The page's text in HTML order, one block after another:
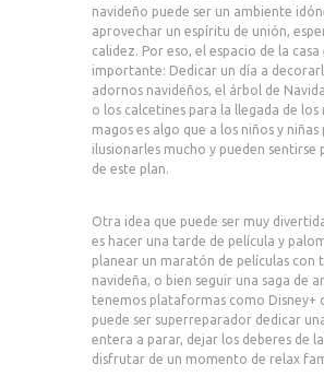
navideño puede ser un ambiente
aprovechar un espíritu de unión,
calidez. Por eso, el espacio de la casa
importante: Dedicar un día a
adornos navideños, el árbol de
o los calcetines para la llegada de los
magos es algo que a los niños y niñas
ilusionarles mucho y pueden sentirse
de este plan.
Otra idea que puede ser muy
es hacer una tarde de película y
planear un maratón de películas con
navideña, o bien seguir una saga de
tenemos plataformas como Disney+
puede ser superreparador dedicar
entera a parar, dejar los deberes de
disfrutar de un momento de relax